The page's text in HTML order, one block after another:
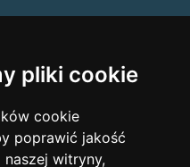
pliki cookie
cookie
poprawić jakość
naszej witryny,